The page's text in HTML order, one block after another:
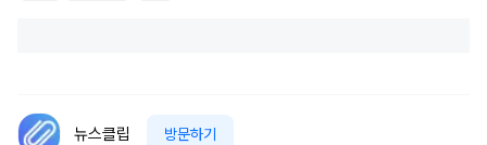
뉴스클립 방문하기